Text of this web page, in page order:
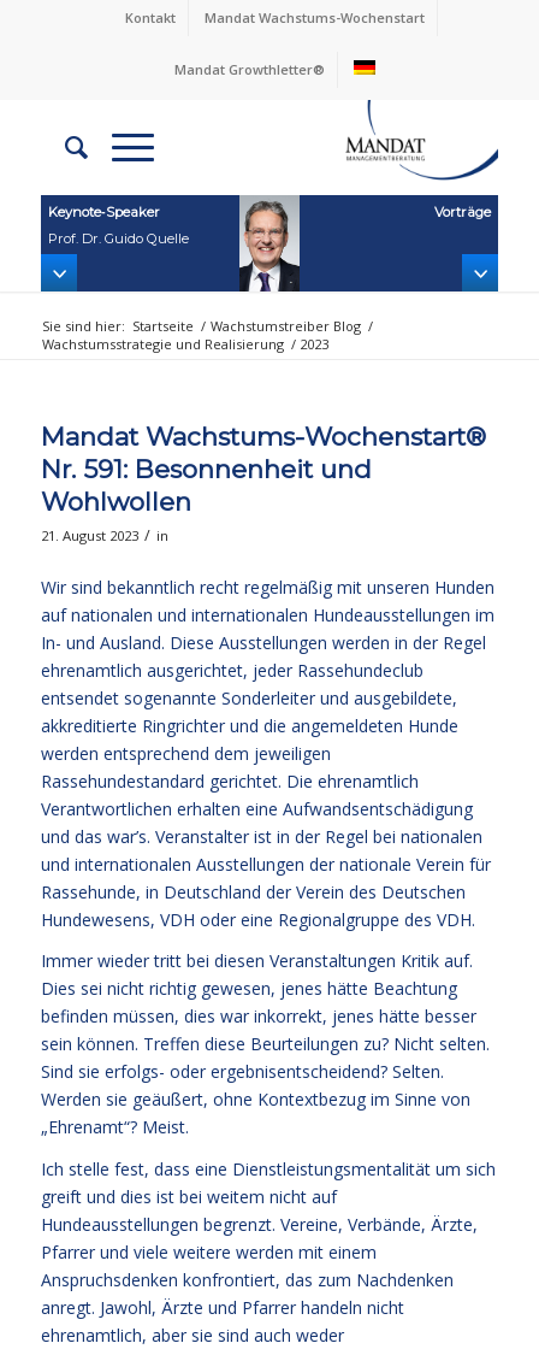
Kontakt Mandat Wachstums-Wochenstart
Mandat Growthletter®
Keynote‑Speaker
Prof. Dr. Guido Quelle
Vorträge
Sie sind hier: Startseite / Wachstumstreiber Blog /
Wachstumsstrategie und Realisierung / 2023
Mandat Wachstums-Wochenstart®
Nr. 591: Besonnenheit und
Wohlwollen
21. August 2023 / in
Wir sind bekanntlich recht regelmäßig mit unseren Hunden
auf nationalen und internationalen Hundeausstellungen im
In- und Ausland. Diese Ausstellungen werden in der Regel
ehrenamtlich ausgerichtet, jeder Rassehundeclub
entsendet sogenannte Sonderleiter und ausgebildete,
akkreditierte Ringrichter und die angemeldeten Hunde
werden entsprechend dem jeweiligen
Rassehundestandard gerichtet. Die ehrenamtlich
Verantwortlichen erhalten eine Aufwandsentschädigung
und das war’s. Veranstalter ist in der Regel bei nationalen
und internationalen Ausstellungen der nationale Verein für
Rassehunde, in Deutschland der Verein des Deutschen
Hundewesens, VDH oder eine Regionalgruppe des VDH.
Immer wieder tritt bei diesen Veranstaltungen Kritik auf.
Dies sei nicht richtig gewesen, jenes hätte Beachtung
befinden müssen, dies war inkorrekt, jenes hätte besser
sein können. Treffen diese Beurteilungen zu? Nicht selten.
Sind sie erfolgs- oder ergebnisentscheidend? Selten.
Werden sie geäußert, ohne Kontextbezug im Sinne von
„Ehrenamt“? Meist.
Ich stelle fest, dass eine Dienstleistungsmentalität um sich
greift und dies ist bei weitem nicht auf
Hundeausstellungen begrenzt. Vereine, Verbände, Ärzte,
Pfarrer und viele weitere werden mit einem
Anspruchsdenken konfrontiert, das zum Nachdenken
anregt. Jawohl, Ärzte und Pfarrer handeln nicht
ehrenamtlich, aber sie sind auch weder